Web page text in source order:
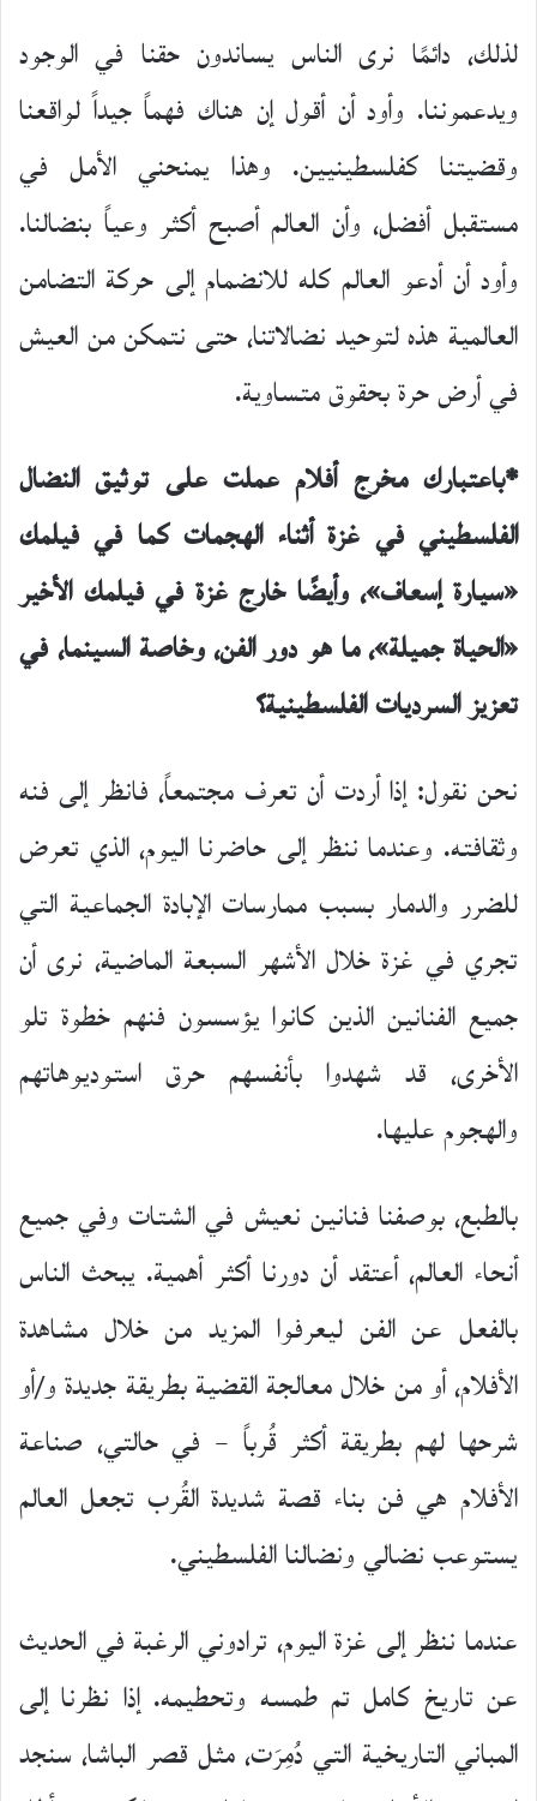
لذلك، دائمًا نرى الناس يساندون حقنا في الوجود
ويدعموننا. وأود أن أقول إن هناك فهماً جيداً لواقعنا
وقضيتنا كفلسطينيين. وهذا يمنحني الأمل في
مستقبل أفضل، وأن العالم أصبح أكثر وعياً بنضالنا.
وأود أن أدعو العالم كله للانضمام إلى حركة التضامن
العالمية هذه لتوحيد نضالاتنا، حتى نتمكن من العيش
في أرض حرة بحقوق متساوية.
*باعتبارك مخرج أفلام عملت على توثيق النضال
الفلسطيني في غزة أثناء الهجمات كما في فيلمك
«سيارة إسعاف»، وأيضًا خارج غزة في فيلمك الأخير
«الحياة جميلة»، ما هو دور الفن، وخاصة السينما، في
تعزيز السرديات الفلسطينية؟
نحن نقول: إذا أردت أن تعرف مجتمعاً، فانظر إلى فنه
وثقافته. وعندما ننظر إلى حاضرنا اليوم، الذي تعرض
للضرر والدمار بسبب ممارسات الإبادة الجماعية التي
تجري في غزة خلال الأشهر السبعة الماضية، نرى أن
جميع الفنانين الذين كانوا يؤسسون فنهم خطوة تلو
الأخرى، قد شهدوا بأنفسهم حرق استوديوهاتهم
والهجوم عليها.
بالطبع، بوصفنا فنانين نعيش في الشتات وفي جميع
أنحاء العالم، أعتقد أن دورنا أكثر أهمية. يبحث الناس
بالفعل عن الفن ليعرفوا المزيد من خلال مشاهدة
الأفلام، أو من خلال معالجة القضية بطريقة جديدة و/أو
شرحها لهم بطريقة أكثر قُرباً – في حالتي، صناعة
الأفلام هي فن بناء قصة شديدة القُرب تجعل العالم
يستوعب نضالي ونضالنا الفلسطيني.
عندما ننظر إلى غزة اليوم، ترادوني الرغبة في الحديث
عن تاريخ كامل تم طمسه وتحطيمه. إذا نظرنا إلى
المباني التاريخية التي دُمِرَت، مثل قصر الباشا، سنجد